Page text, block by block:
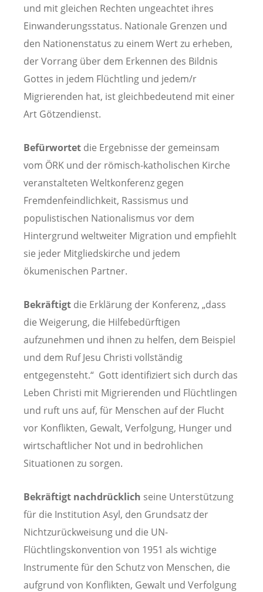
und mit gleichen Rechten ungeachtet ihres
Einwanderungsstatus. Nationale Grenzen und
den Nationenstatus zu einem Wert zu erheben,
der Vorrang über dem Erkennen des Bildnis
Gottes in jedem Flüchtling und jedem/r
Migrierenden hat, ist gleichbedeutend mit einer
Art Götzendienst.
Befürwortet die Ergebnisse der gemeinsam
vom ÖRK und der römisch-katholischen Kirche
veranstalteten Weltkonferenz gegen
Fremdenfeindlichkeit, Rassismus und
populistischen Nationalismus vor dem
Hintergrund weltweiter Migration und empfiehlt
sie jeder Mitgliedskirche und jedem
ökumenischen Partner.
Bekräftigt die Erklärung der Konferenz, „dass
die Weigerung, die Hilfebedürftigen
aufzunehmen und ihnen zu helfen, dem Beispiel
und dem Ruf Jesu Christi vollständig
entgegensteht.“ Gott identifiziert sich durch das
Leben Christi mit Migrierenden und Flüchtlingen
und ruft uns auf, für Menschen auf der Flucht
vor Konflikten, Gewalt, Verfolgung, Hunger und
wirtschaftlicher Not und in bedrohlichen
Situationen zu sorgen.
Bekräftigt nachdrücklich seine Unterstützung
für die Institution Asyl, den Grundsatz der
Nichtzurückweisung und die UN-
Flüchtlingskonvention von 1951 als wichtige
Instrumente für den Schutz von Menschen, die
aufgrund von Konflikten, Gewalt und Verfolgung